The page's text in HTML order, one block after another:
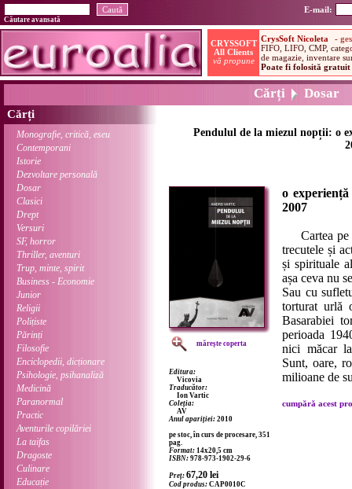
E-mail:
Căutare avansată
Cărți Dosar
Cărți
Monografie, critică, eseu
Contemporani
Istorie
Dezvoltare personală
Dosar
Clasici
Drept
Versuri
SF, horror
Thriller, aventuri
Trup, minte, spirit
Business - Economie
Junior
Religii
Polițiste
Părinți
Filosofie
Enciclopedii, dicționare
Psihologie, psihanaliză
Medicină
Paranormal
Practic
Aventurile copilăriei
La taifas
Dragoste
Culinare
Educație
Pendulul de la miezul nopții: o
mărește coperta
Editura:
Vicovia
Traducător:
Ion Vartic
Coleția:
AV
Anul apariției: 2010
pe stoc, în curs de procesare, 351
pag.
Format: 14x20,5 cm
ISBN: 978-973-1902-29-6
Preț: 67,20 lei
Cod produs: CAP0010C
o
2007
Cartea pe
trecutele și
și spirituale
așa ceva nu
Sau cu
torturat urlă
Basarabiei
perioada
nici măcar
Sunt, oare,
milioane de
cumpără acest